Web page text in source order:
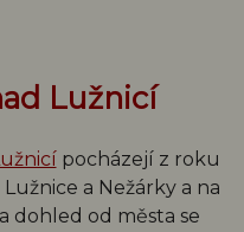
Lužnicí
pocházejí z roku
a Nežárky a na
dohled od města se